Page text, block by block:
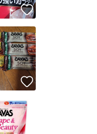
いいね！
いいね！